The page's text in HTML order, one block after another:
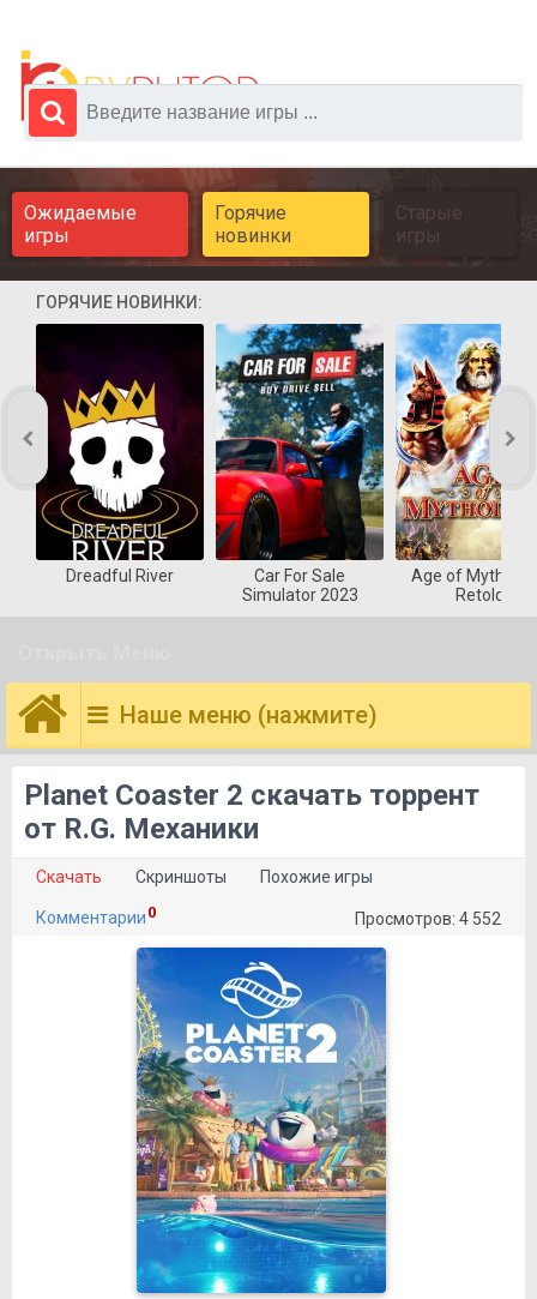
Ожидаемые
игры
Горячие
новинки
Старые
игры
ГОРЯЧИЕ НОВИНКИ:
Dreadful River
Car For Sale
Simulator 2023
Age of
Retold
Наше меню (нажмите)
Planet Coaster 2 скачать торрент
от R.G. Механики
Скачать Скриншоты Похожие игры
Комментарии 0 Просмотров: 4 552